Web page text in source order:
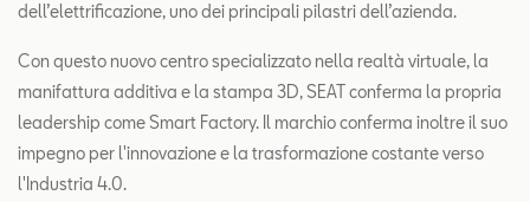
dell’elettrificazione, uno dei principali pilastri dell’azienda.
Con questo nuovo centro specializzato nella realtà virtuale, la
manifattura additiva e la stampa 3D, SEAT conferma la propria
leadership come Smart Factory. Il marchio conferma inoltre il suo
impegno per l'innovazione e la trasformazione costante verso
l'Industria 4.0.